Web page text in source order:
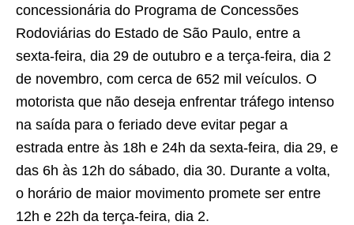
concessionária do Programa de Concessões
Rodoviárias do Estado de São Paulo, entre a
sexta-feira, dia 29 de outubro e a terça-feira, dia 2
de novembro, com cerca de 652 mil veículos. O
motorista que não deseja enfrentar tráfego intenso
na saída para o feriado deve evitar pegar a
estrada entre às 18h e 24h da sexta-feira, dia 29, e
das 6h às 12h do sábado, dia 30. Durante a volta,
o horário de maior movimento promete ser entre
12h e 22h da terça-feira, dia 2.